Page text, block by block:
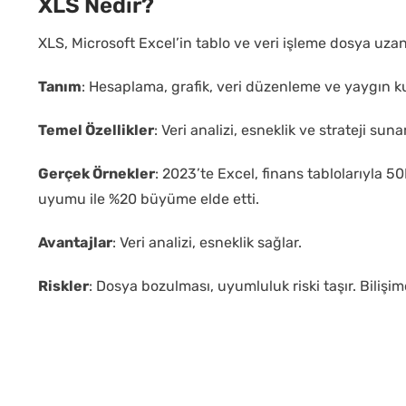
XLS Nedir?
XLS, Microsoft Excel’in tablo ve veri işleme dosya
Tanım: Hesaplama, grafik, veri düzenleme ve yaygın
Temel Özellikler: Veri analizi, esneklik ve strateji
Gerçek Örnekler: 2023’te Excel, finans tablolarıyla
uyumu ile %20 büyüme elde etti.
Avantajlar: Veri analizi, esneklik sağlar.
Riskler: Dosya bozulması, uyumluluk riski taşır.